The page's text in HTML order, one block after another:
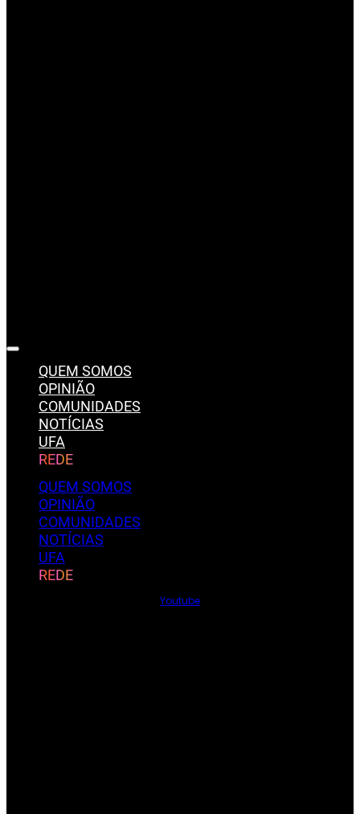
QUEM SOMOS
OPINIÃO
COMUNIDADES
NOTÍCIAS
UFA
REDE
QUEM SOMOS
OPINIÃO
COMUNIDADES
NOTÍCIAS
UFA
REDE
Youtube